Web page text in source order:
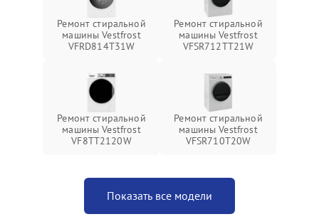
Ремонт стиральной
машины Vestfrost
VFRD814T31W
Ремонт стиральной
машины Vestfrost
VFSR712TT21W
Ремонт стиральной
машины Vestfrost
VF8TT2120W
Ремонт стиральной
машины Vestfrost
VFSR710T20W
Показать все модели